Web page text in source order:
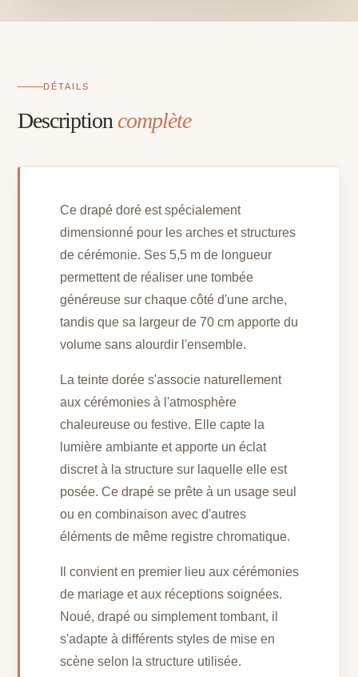
cm
DÉTAILS
Descriptioncomplète
Ce drapé doré est spécialement
dimensionné pour les arches et structures
de cérémonie. Ses 5,5 m de longueur
permettent de réaliser une tombée
généreuse sur chaque côté d'une arche,
tandis que sa largeur de 70 cm apporte du
volume sans alourdir l'ensemble.
La teinte dorée s'associe naturellement
aux cérémonies à l'atmosphère
chaleureuse ou festive. Elle capte la
lumière ambiante et apporte un éclat
discret à la structure sur laquelle elle est
posée. Ce drapé se prête à un usage seul
ou en combinaison avec d'autres
éléments de même registre chromatique.
Il convient en premier lieu aux cérémonies
de mariage et aux réceptions soignées.
Noué, drapé ou simplement tombant, il
s'adapte à différents styles de mise en
scène selon la structure utilisée.